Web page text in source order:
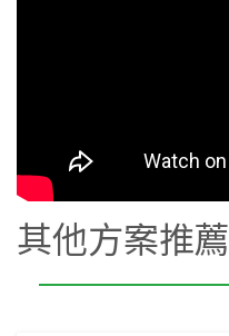
其他方案推薦